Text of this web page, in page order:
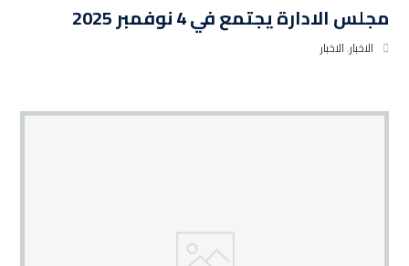
مجلس الادارة يجتمع في 4 نوفمبر 2025
الاخبار,الاخبار